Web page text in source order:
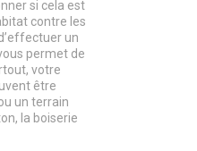
si cela est
contre les
un
permet de
votre
être
un terrain
la boiserie